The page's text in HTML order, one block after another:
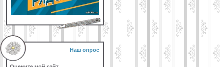
Наш опрос